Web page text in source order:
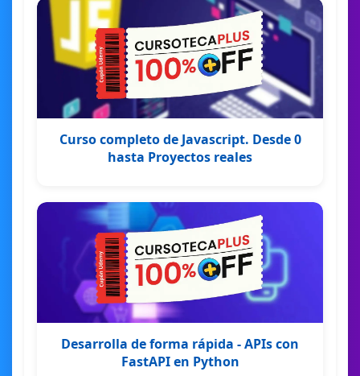
Curso completo de Javascript. Desde 0
hasta Proyectos reales
Desarrolla de forma rápida - APIs con
FastAPI en Python